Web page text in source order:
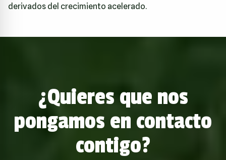
derivados del crecimiento acelerado.
¿Quieres que nos
pongamos en contacto
contigo?